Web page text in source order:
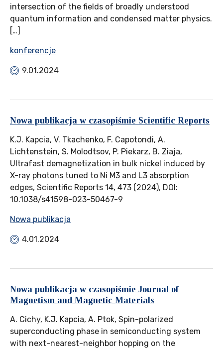
intersection of the fields of broadly understood
quantum information and condensed matter physics.
[…]
konferencje
9.01.2024
Nowa publikacja w czasopiśmie Scientific Reports
K.J. Kapcia, V. Tkachenko, F. Capotondi, A.
Lichtenstein, S. Molodtsov, P. Piekarz, B. Ziaja,
Ultrafast demagnetization in bulk nickel induced by
X-ray photons tuned to Ni M3 and L3 absorption
edges, Scientific Reports 14, 473 (2024), DOI:
10.1038/s41598-023-50467-9
Nowa publikacja
4.01.2024
Nowa publikacja w czasopiśmie Journal of
Magnetism and Magnetic Materials
A. Cichy, K.J. Kapcia, A. Ptok, Spin-polarized
superconducting phase in semiconducting system
with next-nearest-neighbor hopping on the